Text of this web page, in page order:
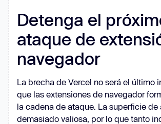
Detenga el
ataque de
navegador
La brecha de Vercel no será el último
que las extensiones de navegador
la cadena de ataque. La superficie de
demasiado valiosa, por lo que tanto